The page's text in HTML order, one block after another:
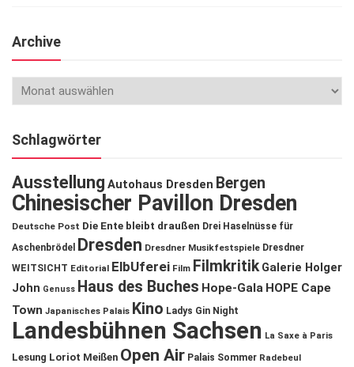
Archive
Schlagwörter
Ausstellung Autohaus Dresden Bergen
Chinesischer Pavillon Dresden
Deutsche Post Die Ente bleibt draußen Drei Haselnüsse für
Aschenbrödel
Dresden Dresdner Musikfestspiele Dresdner
WEITSICHT Editorial ElbUferei Film Filmkritik Galerie Holger
John Genuss Haus des Buches Hope-Gala HOPE Cape
Town Japanisches Palais Kino Ladys Gin Night
Landesbühnen Sachsen La Saxe à Paris
Lesung Loriot Meißen Open Air Palais Sommer Radebeul